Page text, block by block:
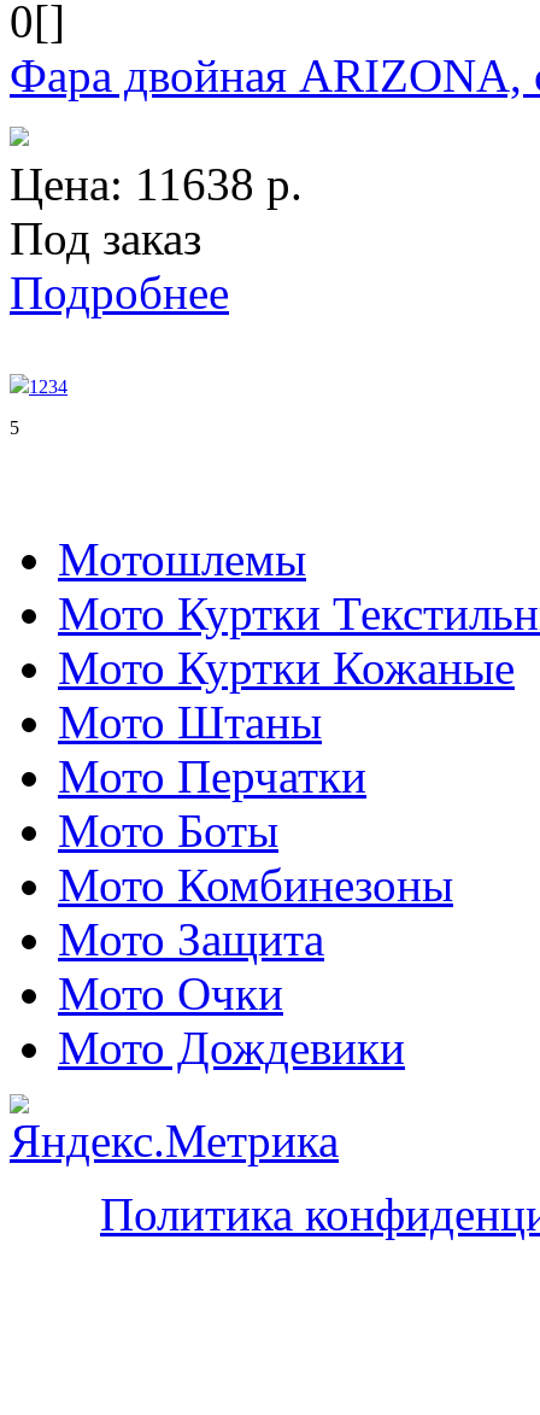
0[]
Фара двойная ARIZONA,
Цена: 11638 р.
Под заказ
Подробнее
1 234
5
Мотошлемы
Мото Куртки
Мото Куртки Кожаные
Мото Штаны
Мото Перчатки
Мото Боты
Мото Комбинезоны
Мото Защита
Мото Очки
Мото Дождевики
Политика